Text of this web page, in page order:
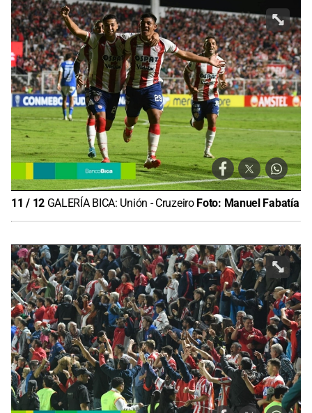
11 / 12 GALERÍA BICA: Unión - Cruzeiro Foto: Manuel Fabatía